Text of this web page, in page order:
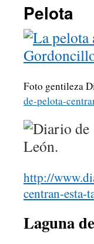
Pelota
Foto gentileza
de-pelota-
http://
centran-
Laguna